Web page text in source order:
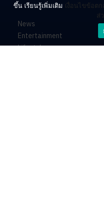
News
Entertainment
Lifestyle
ขึ้น เรียนรู้เพิ่มเติม เงื่อนไขข้อตก
ส่